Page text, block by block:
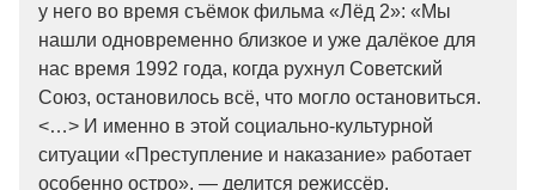
у него во время съёмок фильма «Лёд 2»: «Мы
нашли одновременно близкое и уже далёкое для
нас время 1992 года, когда рухнул Советский
Союз, остановилось всё, что могло остановиться.
<…> И именно в этой социально-культурной
ситуации «Преступление и наказание» работает
особенно остро», — делится режиссёр.